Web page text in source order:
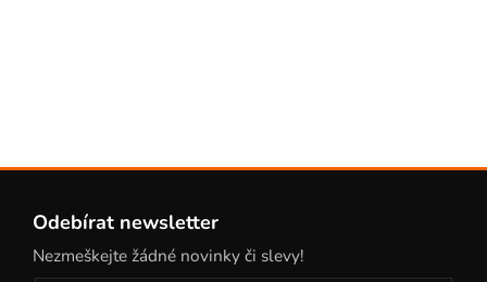
Odebírat newsletter
Nezmeškejte žádné novinky či slevy!